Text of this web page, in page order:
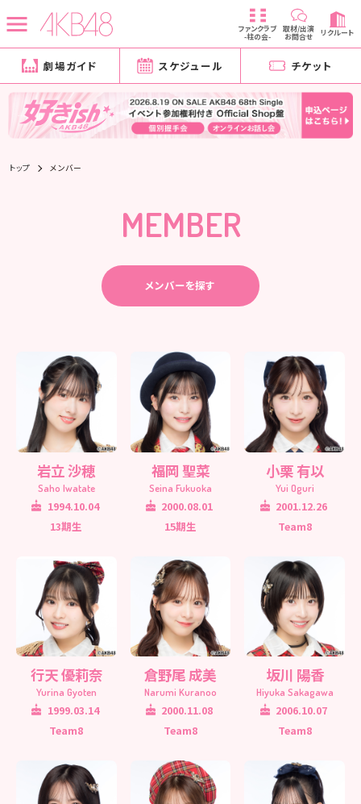
ファンクラブ
-柱の会-
取材/出演
お問合せ リクルート
劇場ガイド スケジュール チケット
トップ メンバー
MEMBER
メンバーを探す
岩立 沙穂
Saho Iwatate
1994.10.04
13期生
福岡 聖菜
Seina Fukuoka
2000.08.01
15期生
小栗 有以
Yui Oguri
2001.12.26
Team8
行天 優莉奈
Yurina Gyoten
1999.03.14
Team8
倉野尾 成美
Narumi Kuranoo
2000.11.08
Team8
坂川 陽香
Hiyuka Sakagawa
2006.10.07
Team8